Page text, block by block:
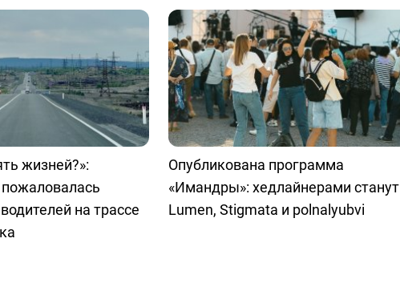
жизней?»:
на трассе
Опубликована программа
«Имандры»: хедлайнерами станут
Lumen, Stigmata и polnalyubvi